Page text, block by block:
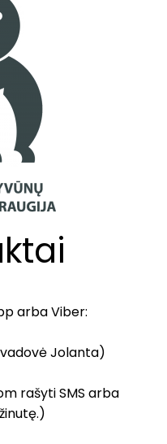
arba Viber:
Jolanta)
rašyti SMS arba